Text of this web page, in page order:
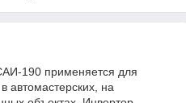
190 применяется для
автомастерских, на